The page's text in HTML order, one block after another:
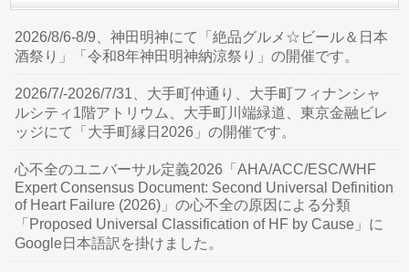
2026/8/6-8/9、神田明神にて「絶品グルメ☆ビール＆日本
酒祭り」「令和8年神田明神納涼祭り」の開催です。
2026/7/-2026/7/31、大手町仲通り、大手町フィナンシャ
ルシティ1階アトリウム、大手町川端緑道、東京金融ビレ
ッジにて「大手町縁日2026」の開催です。
心不全のユニバーサル定義2026「AHA/ACC/ESC/WHF
Expert Consensus Document: Second Universal Definition
of Heart Failure (2026)」の心不全の原因による分類
「Proposed Universal Classification of HF by Cause」に
Google日本語訳を掛けました。